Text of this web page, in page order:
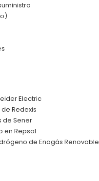
Electric
Redexis
de Sener
en Repsol
de Enagás Renovable